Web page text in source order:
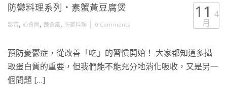
防鬱料理系列・素蟹黃豆腐煲
影音, 心食尚, 蔬食風, 防鬱料理 | 0 Comments
11 4
月
預防憂鬱症，從改善「吃」的習慣開始！ 大家都知道多攝
取蛋白質的重要，但我們能不能充分地消化吸收，又是另一
個問題 […]